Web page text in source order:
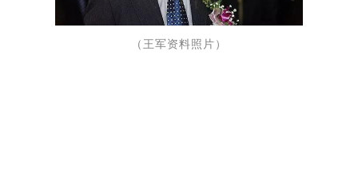
（王军资料照片）